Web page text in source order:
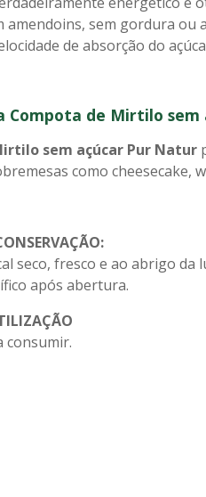
amendoins, sem gordura ou
de absorção do
Compota de Mirtilo sem
sem açúcar Pur Natur
como cheesecake,
seco, fresco e ao abrigo da
após abertura.
consumir.